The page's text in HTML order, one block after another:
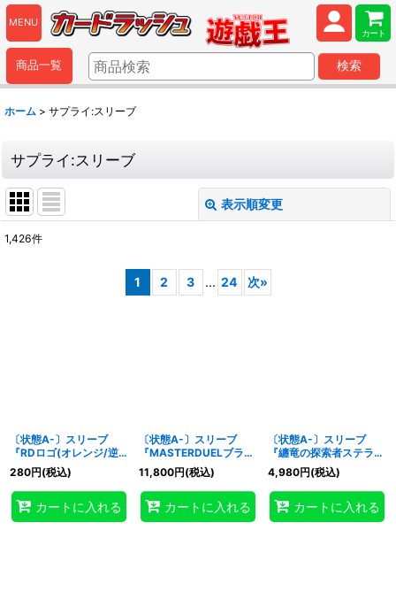
MENU
カート
商品一覧 検索
ホーム > サプライ:スリーブ
サプライ:スリーブ
表示順変更
1,426件
1 2 3 ... 24 次»
〔状態A-〕スリーブ
『RDロゴ(オレンジ/逆
三角)(遊戯王の日RD)』
20枚入り【-】{-}《スリ
ーブ》
280円(税込)
カートに入れる
〔状態A-〕スリーブ
『MASTERDUELブラッ
ク(特製ケース、当選通
知書付)』100枚入り
【-】{-}《スリーブ》
11,800円(税込)
カートに入れる
〔状態A-〕スリーブ
『纏竜の探索者ステラ
(遊戯王の日RD)』100枚
入り【-】{-}《スリー
ブ》
4,980円(税込)
カートに入れる